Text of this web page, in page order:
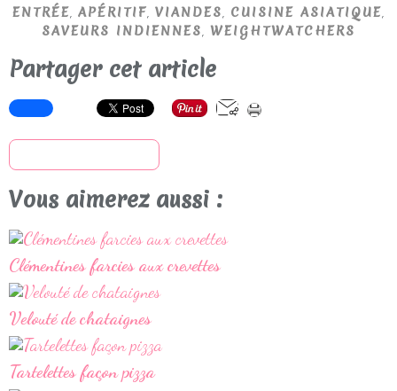
ENTRÉE, APÉRITIF, VIANDES, CUISINE ASIATIQUE,
SAVEURS INDIENNES, WEIGHTWATCHERS
Partager cet article
Vous aimerez aussi :
Clémentines farcies aux crevettes
Velouté de chataignes
Tartelettes façon pizza